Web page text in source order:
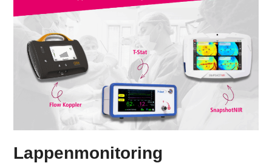
Lappenmonitoring